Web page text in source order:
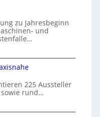
zu Jahresbeginn
und
225 Aussteller
rund…